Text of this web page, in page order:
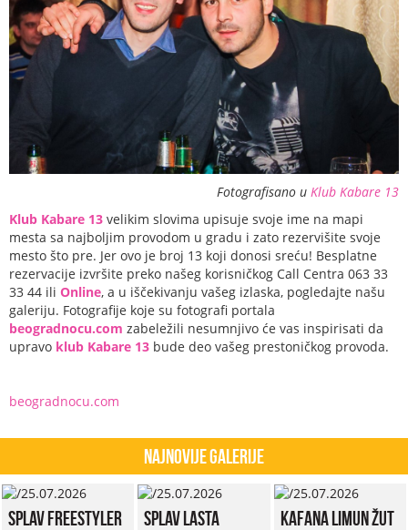
Fotografisano u Klub Kabare 13
Klub Kabare 13 velikim slovima upisuje svoje ime na mapi
mesta sa najboljim provodom u gradu i zato rezervišite svoje
mesto što pre. Jer ovo je broj 13 koji donosi sreću! Besplatne
rezervacije izvršite preko našeg korisničkog Call Centra 063 33
33 44 ili Online, a u iščekivanju vašeg izlaska, pogledajte našu
galeriju. Fotografije koje su fotografi portala
beogradnocu.com zabeležili nesumnjivo će vas inspirisati da
upravo klub Kabare 13 bude deo vašeg prestoničkog provoda.
beogradnocu.com
Najnovije Galerije
Splav Freestyler Splav Lasta Kafana Limun Žut